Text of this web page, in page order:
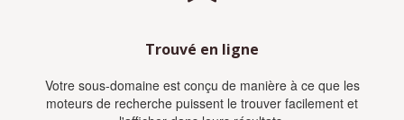
Trouvé en ligne
Votre sous-domaine est conçu de manière à ce que les
moteurs de recherche puissent le trouver facilement et